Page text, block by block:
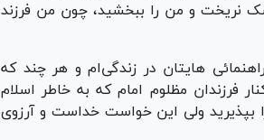
نریخت و من را ببخشید، چون من فرزند
هایتان در زندگی‌ام و هر چند که
فرزندان مظلوم امام که به خاطر اسلام
ولی این خواست خداست و آرزوی